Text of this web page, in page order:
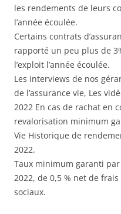
les rendements de leurs
l’année écoulée.
Certains contrats
rapporté un peu plus de
l’exploit l’année écoulée.
Les interviews de nos
de l’assurance vie, Les
2022 En cas de rachat en
revalorisation minimum
Vie Historique de
2022.
Taux minimum garanti par
2022, de 0,5 % net de
sociaux.